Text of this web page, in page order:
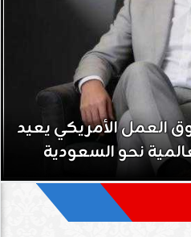
العمل الأمريكي يعيد
نحو السعودية